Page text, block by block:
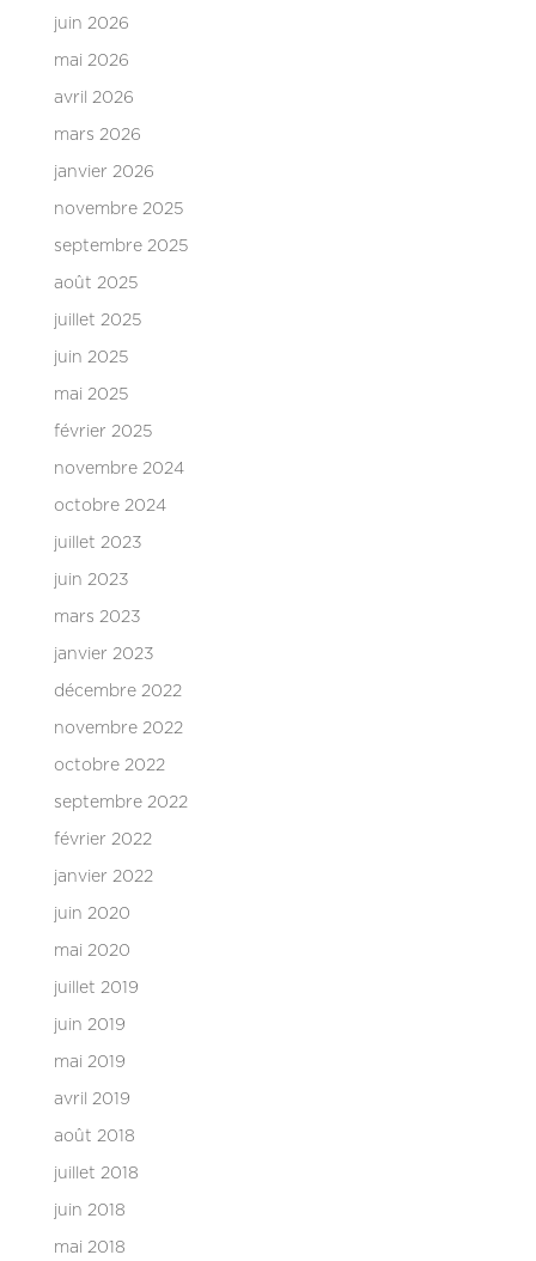
juin 2026
mai 2026
avril 2026
mars 2026
janvier 2026
novembre 2025
septembre 2025
août 2025
juillet 2025
juin 2025
mai 2025
février 2025
novembre 2024
octobre 2024
juillet 2023
juin 2023
mars 2023
janvier 2023
décembre 2022
novembre 2022
octobre 2022
septembre 2022
février 2022
janvier 2022
juin 2020
mai 2020
juillet 2019
juin 2019
mai 2019
avril 2019
août 2018
juillet 2018
juin 2018
mai 2018